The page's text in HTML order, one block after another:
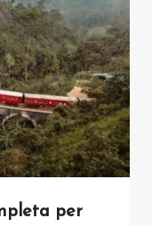
per